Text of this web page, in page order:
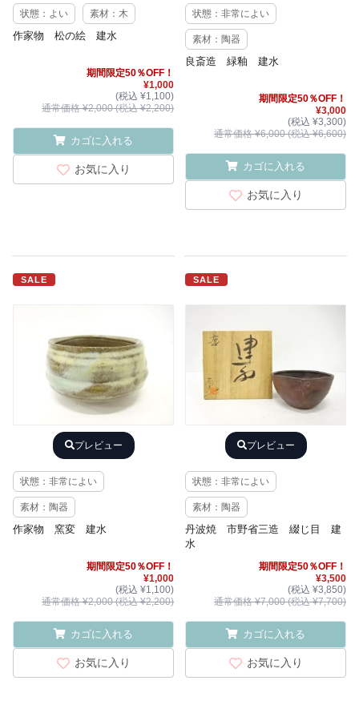
状態：よい 素材：木
作家物 松の絵 建水
期間限定50％OFF！
¥1,000
(税込 ¥1,100)
通常価格 ¥2,000 (税込 ¥2,200)
カゴに入れる
お気に入り
状態：非常によい
素材：陶器
良斎造 緑釉 建水
期間限定50％OFF！
¥3,000
(税込 ¥3,300)
通常価格 ¥6,000 (税込 ¥6,600)
カゴに入れる
お気に入り
SALE
プレビュー
状態：非常によい
素材：陶器
作家物 窯変 建水
期間限定50％OFF！
¥1,000
(税込 ¥1,100)
通常価格 ¥2,000 (税込 ¥2,200)
カゴに入れる
お気に入り
SALE
プレビュー
状態：非常によい
素材：陶器
丹波焼 市野省三造 綴じ目 建
水
期間限定50％OFF！
¥3,500
(税込 ¥3,850)
通常価格 ¥7,000 (税込 ¥7,700)
カゴに入れる
お気に入り